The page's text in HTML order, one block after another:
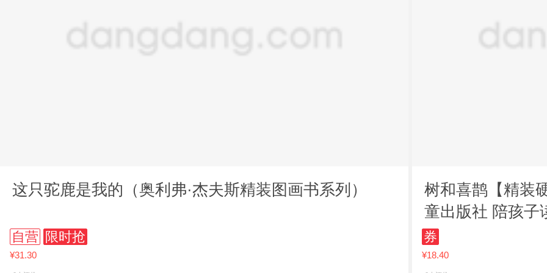
这只驼鹿是我的（奥利弗·杰夫斯精装图画书系列）
自营 限时抢
¥31.30
树和喜鹊【精装
童出版社 陪孩子
本3-6岁儿童科学
券
¥18.40